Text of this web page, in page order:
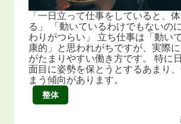
「一日立って仕事をしていると、
る」 「動いているわけでもないの
わりがつらい」 立ち仕事は「動い
康的」と思われがちですが、実際
がたまりやすい働き方です。 特に
面目に姿勢を保とうとするあまり
まう傾向があります。
整体